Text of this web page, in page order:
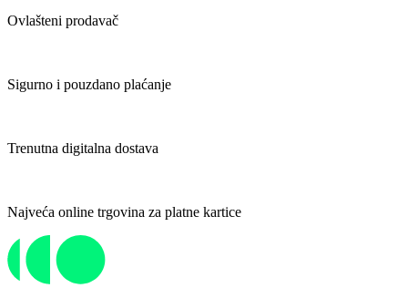
Ovlašteni prodavač
Sigurno i pouzdano plaćanje
Trenutna digitalna dostava
Najveća online trgovina za platne kartice